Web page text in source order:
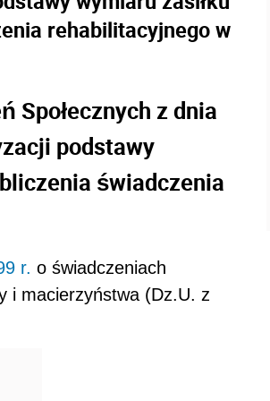
rehabilitacyjnego w
Społecznych z dnia
podstawy
świadczenia
r. o świadczeniach
i macierzyństwa (Dz.U. z